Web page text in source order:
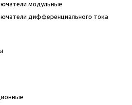
модульные
дифференциального тока